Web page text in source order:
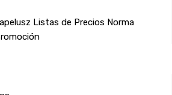
Listas de Precios Norma